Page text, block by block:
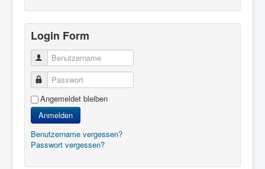
Login Form
Benutzername
Passwort
Angemeldet bleiben
Anmelden
Benutzername vergessen?
Passwort vergessen?